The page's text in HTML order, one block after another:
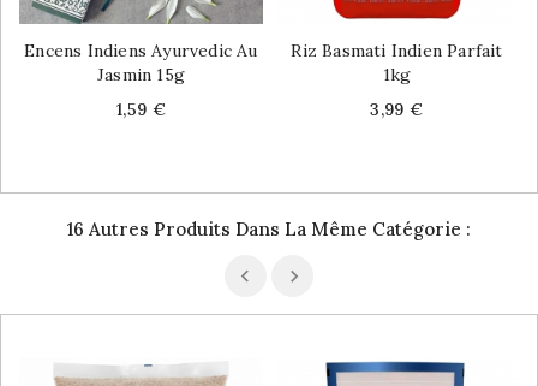
Encens Indiens Ayurvedic Au
Jasmin 15g
Price
1,59 €
Riz Basmati Indien Parfait
1kg
Price
3,99 €
16 Autres Produits Dans La Même Catégorie :